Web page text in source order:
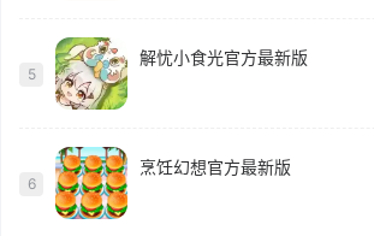
5
解忧小食光官方最新版
6
烹饪幻想官方最新版